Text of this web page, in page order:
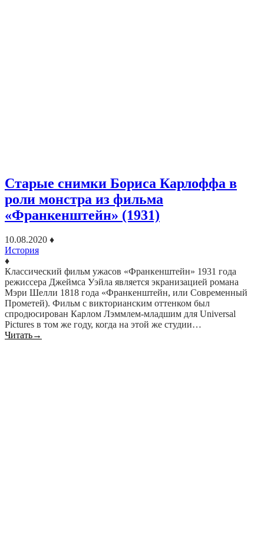
Старые снимки Бориса Карлоффа в
роли монстра из фильма
«Франкенштейн» (1931)
10.08.2020 ♦
История
♦
Классический фильм ужасов «Франкенштейн» 1931 года
режиссера Джеймса Уэйла является экранизацией романа
Мэри Шелли 1818 года «Франкенштейн, или Современный
Прометей). Фильм с викторианским оттенком был
спродюсирован Карлом Лэммлем-младшим для Universal
Pictures в том же году, когда на этой же студии…
Читать→